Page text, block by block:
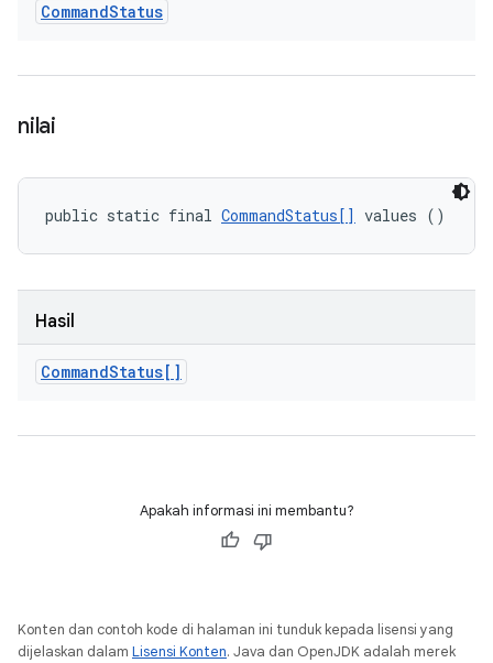
CommandStatus
nilai
public static final CommandStatus[] values ()
Hasil
CommandStatus[]
Apakah informasi ini membantu?
Konten dan contoh kode di halaman ini tunduk kepada lisensi yang
dijelaskan dalam Lisensi Konten. Java dan OpenJDK adalah merek